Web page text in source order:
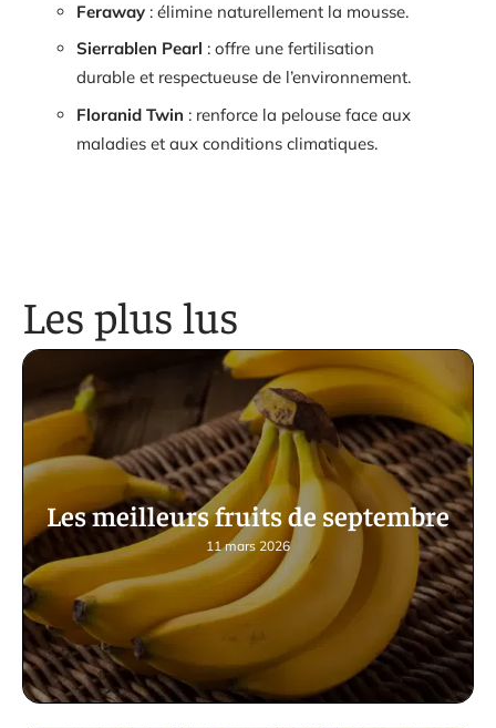
Feraway : élimine naturellement la mousse.
Sierrablen Pearl : offre une fertilisation
durable et respectueuse de l’environnement.
Floranid Twin : renforce la pelouse face aux
maladies et aux conditions climatiques.
Les plus lus
Les meilleurs fruits de septembre
11 mars 2026